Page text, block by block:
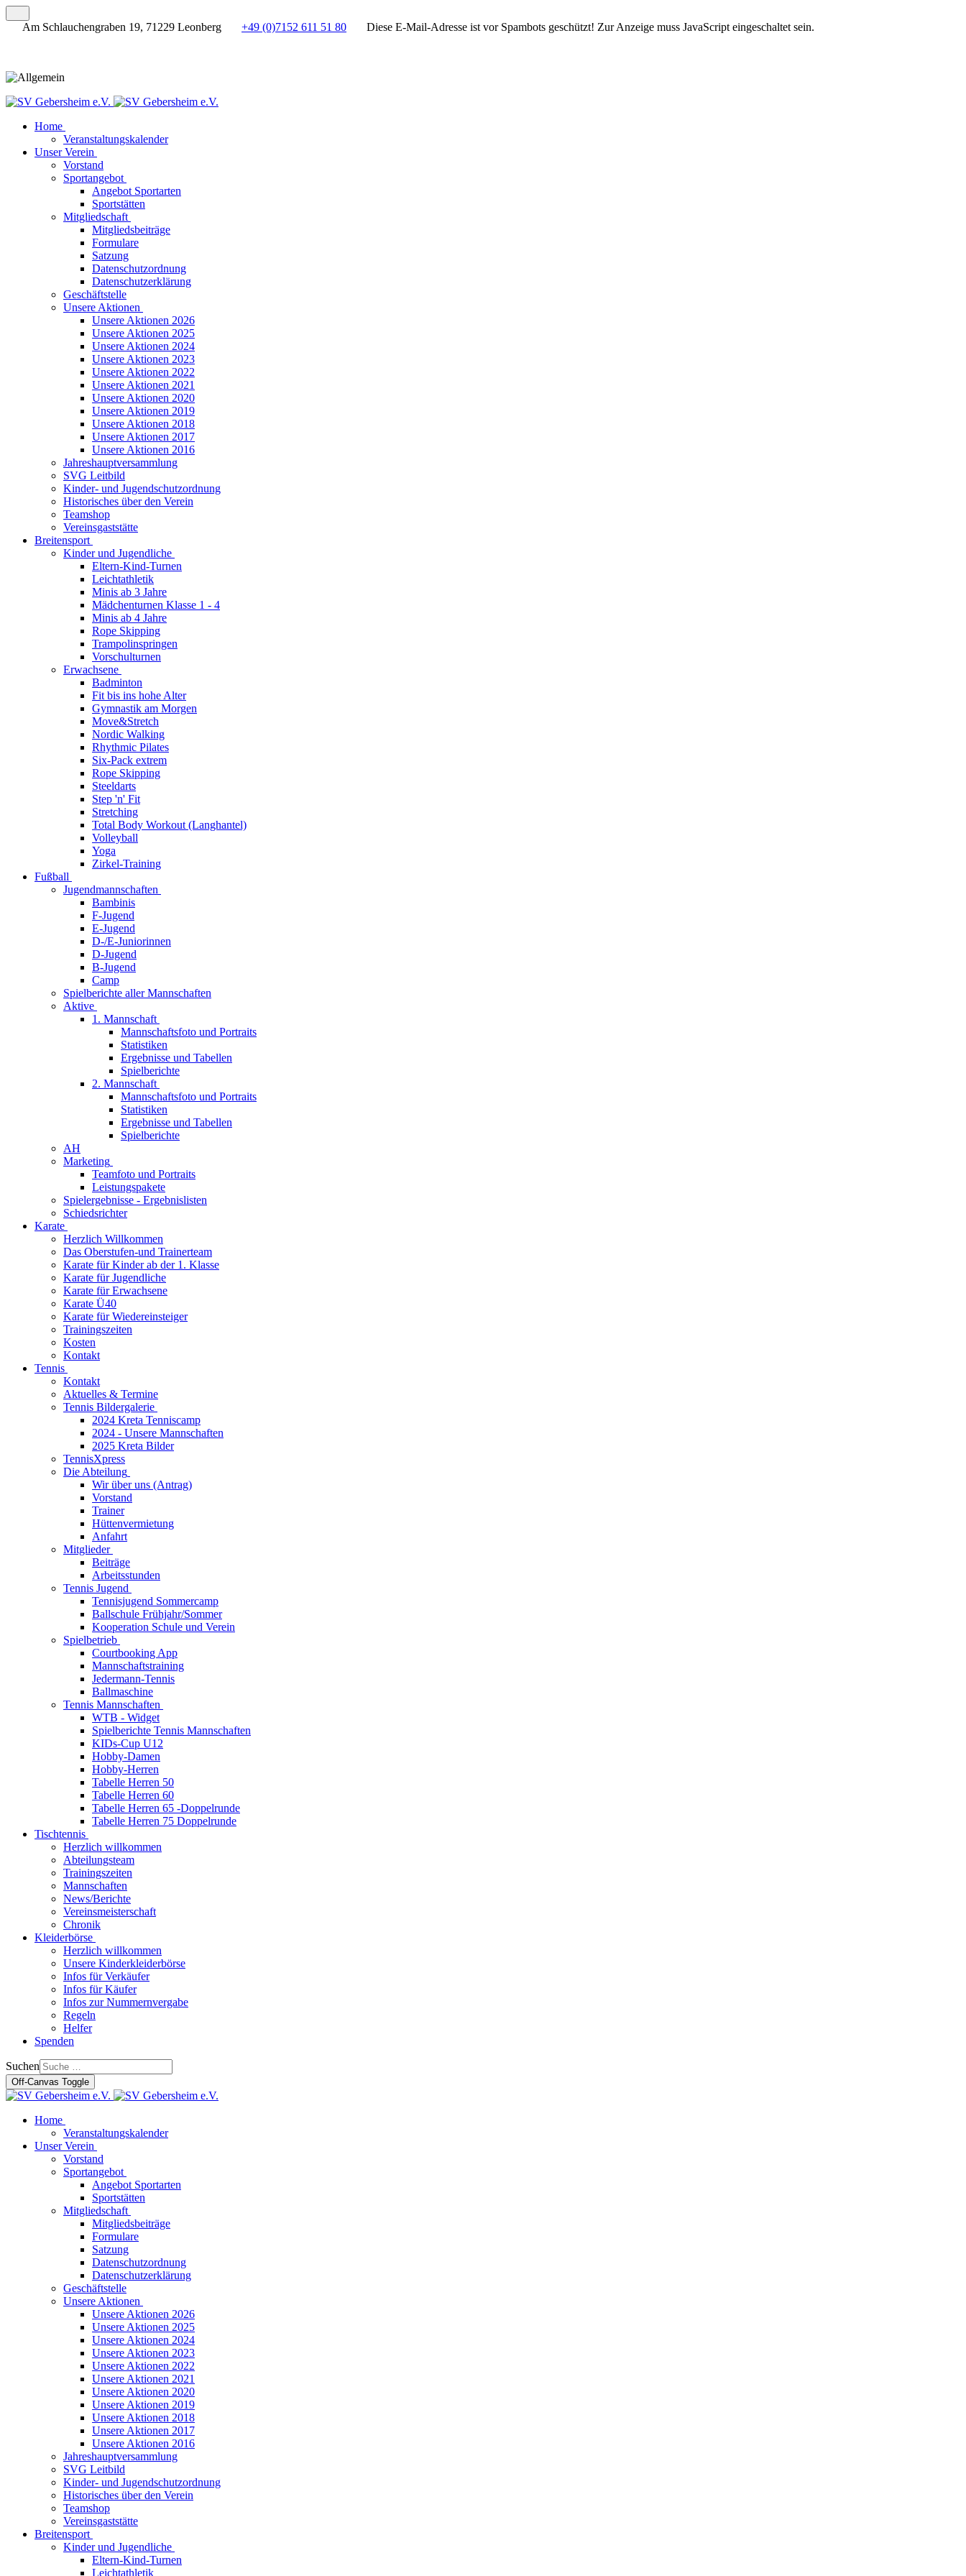
Am Schlauchengraben 19, 71229 Leonberg +49 (0)7152 611 51 80 Diese E-Mail-Adresse ist vor Spambots geschützt! Zur Anzeige muss JavaScript eingeschaltet sein.
Home
Veranstaltungskalender
Unser Verein
Vorstand
Sportangebot
Angebot Sportarten
Sportstätten
Mitgliedschaft
Mitgliedsbeiträge
Formulare
Satzung
Datenschutzordnung
Datenschutzerklärung
Geschäftstelle
Unsere Aktionen
Unsere Aktionen 2026
Unsere Aktionen 2025
Unsere Aktionen 2024
Unsere Aktionen 2023
Unsere Aktionen 2022
Unsere Aktionen 2021
Unsere Aktionen 2020
Unsere Aktionen 2019
Unsere Aktionen 2018
Unsere Aktionen 2017
Unsere Aktionen 2016
Jahreshauptversammlung
SVG Leitbild
Kinder- und Jugendschutzordnung
Historisches über den Verein
Teamshop
Vereinsgaststätte
Breitensport
Kinder und Jugendliche
Eltern-Kind-Turnen
Leichtathletik
Minis ab 3 Jahre
Mädchenturnen Klasse 1 - 4
Minis ab 4 Jahre
Rope Skipping
Trampolinspringen
Vorschulturnen
Erwachsene
Badminton
Fit bis ins hohe Alter
Gymnastik am Morgen
Move&Stretch
Nordic Walking
Rhythmic Pilates
Six-Pack extrem
Rope Skipping
Steeldarts
Step 'n' Fit
Stretching
Total Body Workout (Langhantel)
Volleyball
Yoga
Zirkel-Training
Fußball
Jugendmannschaften
Bambinis
F-Jugend
E-Jugend
D-/E-Juniorinnen
D-Jugend
B-Jugend
Camp
Spielberichte aller Mannschaften
Aktive
1. Mannschaft
Mannschaftsfoto und Portraits
Statistiken
Ergebnisse und Tabellen
Spielberichte
2. Mannschaft
Mannschaftsfoto und Portraits
Statistiken
Ergebnisse und Tabellen
Spielberichte
AH
Marketing
Teamfoto und Portraits
Leistungspakete
Spielergebnisse - Ergebnislisten
Schiedsrichter
Karate
Herzlich Willkommen
Das Oberstufen-und Trainerteam
Karate für Kinder ab der 1. Klasse
Karate für Jugendliche
Karate für Erwachsene
Karate Ü40
Karate für Wiedereinsteiger
Trainingszeiten
Kosten
Kontakt
Tennis
Kontakt
Aktuelles & Termine
Tennis Bildergalerie
2024 Kreta Tenniscamp
2024 - Unsere Mannschaften
2025 Kreta Bilder
TennisXpress
Die Abteilung
Wir über uns (Antrag)
Vorstand
Trainer
Hüttenvermietung
Anfahrt
Mitglieder
Beiträge
Arbeitsstunden
Tennis Jugend
Tennisjugend Sommercamp
Ballschule Frühjahr/Sommer
Kooperation Schule und Verein
Spielbetrieb
Courtbooking App
Mannschaftstraining
Jedermann-Tennis
Ballmaschine
Tennis Mannschaften
WTB - Widget
Spielberichte Tennis Mannschaften
KIDs-Cup U12
Hobby-Damen
Hobby-Herren
Tabelle Herren 50
Tabelle Herren 60
Tabelle Herren 65 -Doppelrunde
Tabelle Herren 75 Doppelrunde
Tischtennis
Herzlich willkommen
Abteilungsteam
Trainingszeiten
Mannschaften
News/Berichte
Vereinsmeisterschaft
Chronik
Kleiderbörse
Herzlich willkommen
Unsere Kinderkleiderbörse
Infos für Verkäufer
Infos für Käufer
Infos zur Nummernvergabe
Regeln
Helfer
Spenden
Suchen
Off-Canvas Toggle
Home
Veranstaltungskalender
Unser Verein
Vorstand
Sportangebot
Angebot Sportarten
Sportstätten
Mitgliedschaft
Mitgliedsbeiträge
Formulare
Satzung
Datenschutzordnung
Datenschutzerklärung
Geschäftstelle
Unsere Aktionen
Unsere Aktionen 2026
Unsere Aktionen 2025
Unsere Aktionen 2024
Unsere Aktionen 2023
Unsere Aktionen 2022
Unsere Aktionen 2021
Unsere Aktionen 2020
Unsere Aktionen 2019
Unsere Aktionen 2018
Unsere Aktionen 2017
Unsere Aktionen 2016
Jahreshauptversammlung
SVG Leitbild
Kinder- und Jugendschutzordnung
Historisches über den Verein
Teamshop
Vereinsgaststätte
Breitensport
Kinder und Jugendliche
Eltern-Kind-Turnen
Leichtathletik